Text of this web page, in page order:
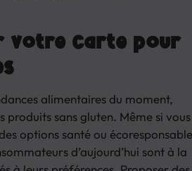
votre carte pour
alimentaires du moment,
produits sans gluten. Même si vous
options santé ou
d’aujourd’hui sont à la